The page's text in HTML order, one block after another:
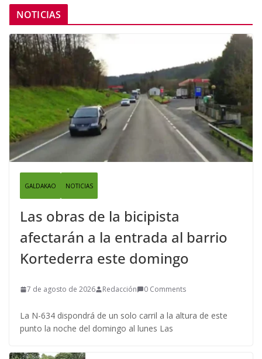
NOTICIAS
GALDAKAO NOTICIAS
Las obras de la bicipista
afectarán a la entrada al barrio
Kortederra este domingo
7 de agosto de 2026 Redacción 0 Comments
La N-634 dispondrá de un solo carril a la altura de este
punto la noche del domingo al lunes Las